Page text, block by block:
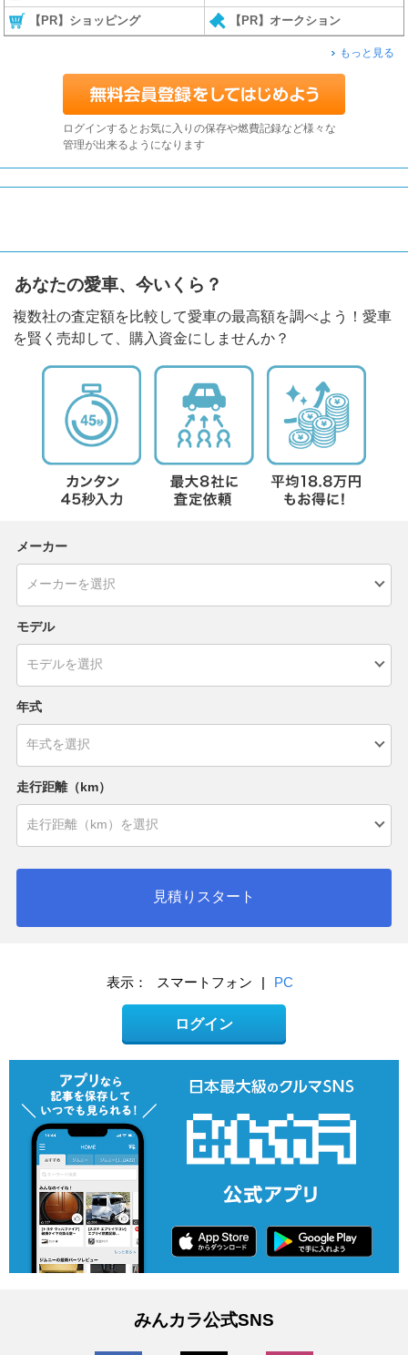
【PR】ショッピング 【PR】オークション
もっと見る
ログインするとお気に入りの保存や燃費記録など様々な
管理が出来るようになります
あなたの愛車、今いくら？
複数社の査定額を比較して愛車の最高額を調べよう！愛車
を賢く売却して、購入資金にしませんか？
メーカー
モデル
年式
走行距離（km）
見積りスタート
表示： スマートフォン | PC
ログイン
みんカラ公式SNS